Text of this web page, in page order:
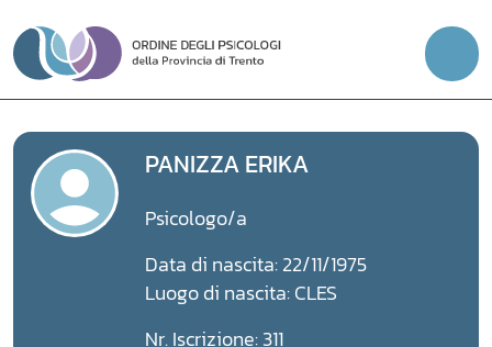
Vai
PANIZZA ERIKA
Psicologo/a
Data di nascita: 22/11/1975
Luogo di nascita: CLES
Nr. Iscrizione: 311